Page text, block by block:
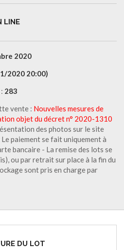
LINE
2020
2020 20:00)
283
vente : Nouvelles mesures de
objet du décret n° 2020-1310
des photos sur le site
paiement se fait uniquement à
bancaire - La remise des lots se
ou par retrait sur place à la fin du
sont pris en charge par
DU LOT